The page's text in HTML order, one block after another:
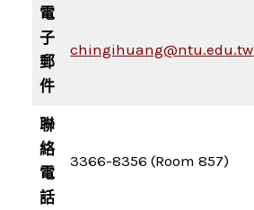
電
子
郵
件
chingihuang@ntu.edu.tw
聯
絡
電
話
3366-8356 (Room 857)